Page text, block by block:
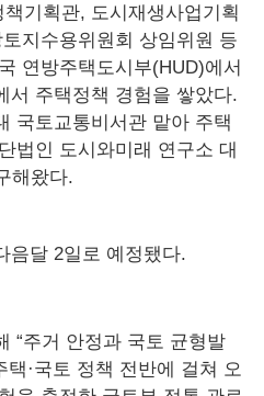
기획관, 도시재생사업기획
지수용위원회 상임위원 등
연방주택도시부(HUD)에서
서 주택정책 경험을 쌓았다.
국토교통비서관 맡아 주택
법인 도시와미래 연구소 대
해왔다.
음달 2일로 예정됐다.
“주거 안정과 국토 균형발
·국토 정책 전반에 걸쳐 오